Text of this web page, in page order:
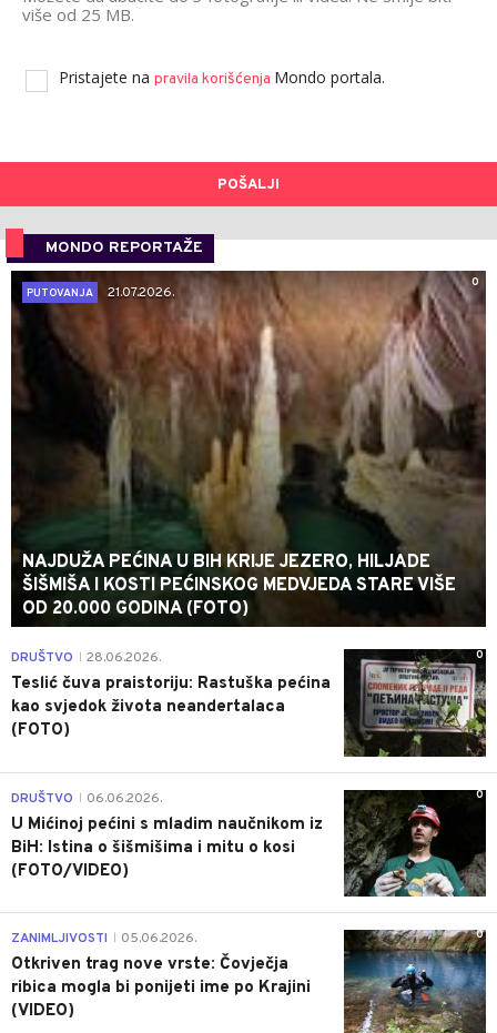
više od 25 MB.
Pristajete na pravila korišćenja Mondo portala.
POŠALJI
MONDO REPORTAŽE
0
PUTOVANJA
21.07.2026.
NAJDUŽA PEĆINA U BIH KRIJE JEZERO, HILJADE
ŠIŠMIŠA I KOSTI PEĆINSKOG MEDVJEDA STARE VIŠE
OD 20.000 GODINA (FOTO)
0
DRUŠTVO 28.06.2026.
Teslić čuva praistoriju: Rastuška pećina
kao svjedok života neandertalaca
(FOTO)
0
DRUŠTVO 06.06.2026.
U Mićinoj pećini s mladim naučnikom iz
BiH: Istina o šišmišima i mitu o kosi
(FOTO/VIDEO)
0
ZANIMLJIVOSTI 05.06.2026.
Otkriven trag nove vrste: Čovječja
ribica mogla bi ponijeti ime po Krajini
(VIDEO)